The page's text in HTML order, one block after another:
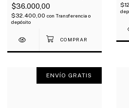
$36.000,00
$32.400,00 con Transferencia o
depósito
ENVÍO GRATIS